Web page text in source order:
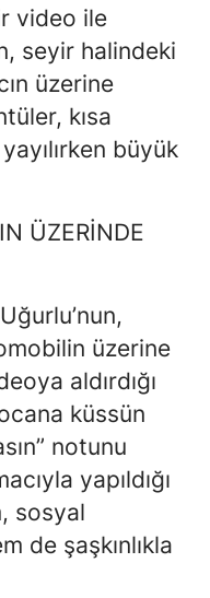
video ile
seyir halindeki
üzerine
kısa
büyük
ÜZERİNDE
üzerine
aldırdığı
küssün
notunu
yapıldığı
sosyal
de şaşkınlıkla